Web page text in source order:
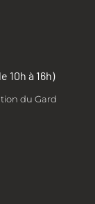
10h à 16h)
du Gard